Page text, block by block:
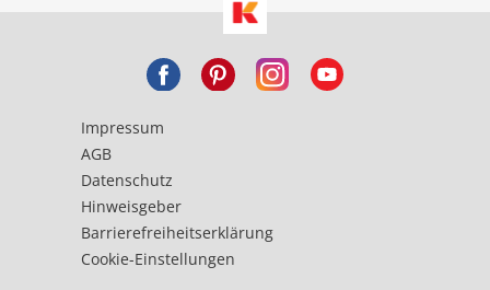
Impressum
AGB
Datenschutz
Hinweisgeber
Barrierefreiheitserklärung
Cookie-Einstellungen